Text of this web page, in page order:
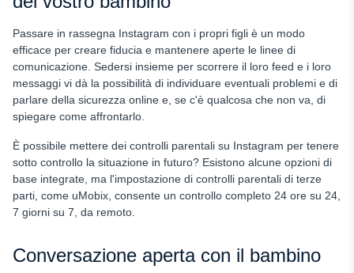
Passare in rassegna Instagram con i propri figli è un modo
efficace per creare fiducia e mantenere aperte le linee di
comunicazione. Sedersi insieme per scorrere il loro feed e i loro
messaggi vi dà la possibilità di individuare eventuali problemi e di
parlare della sicurezza online e, se c'è qualcosa che non va, di
spiegare come affrontarlo.
È possibile mettere dei controlli parentali su Instagram per tenere
sotto controllo la situazione in futuro? Esistono alcune opzioni di
base integrate, ma l'impostazione di controlli parentali di terze
parti, come uMobix, consente un controllo completo 24 ore su 24,
7 giorni su 7, da remoto.
Conversazione aperta con il bambino